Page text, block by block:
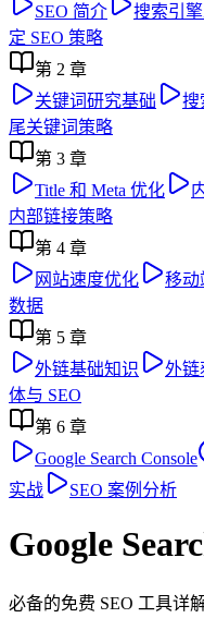
SEO 简介
搜索引
定 SEO 策略
第 2 章
关键词研究基础
搜
尾关键词策略
第 3 章
Title 和 Meta 优化
内部链接策略
第 4 章
网站速度优化
移动
数据
第 5 章
外链基础知识
外链
体与 SEO
第 6 章
Google Search Console
实战
SEO 案例分析
Google
必备的免费 SEO 工具详